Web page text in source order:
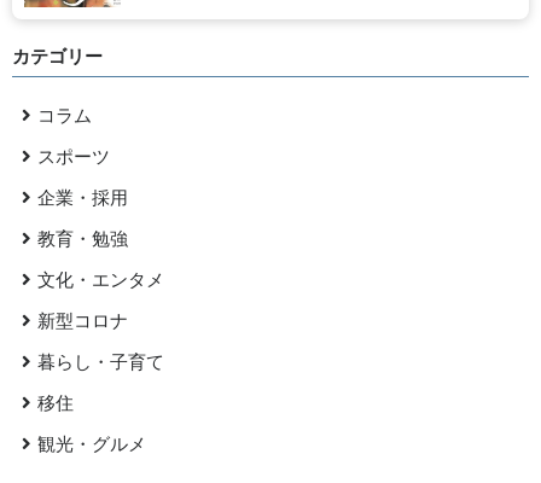
カテゴリー
コラム
スポーツ
企業・採用
教育・勉強
文化・エンタメ
新型コロナ
暮らし・子育て
移住
観光・グルメ